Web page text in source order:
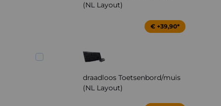
(NL Layout)
€ +39,90*
draadloos Toetsenbord/muis
(NL Layout)